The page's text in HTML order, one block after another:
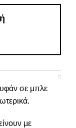
σε μπλε
με